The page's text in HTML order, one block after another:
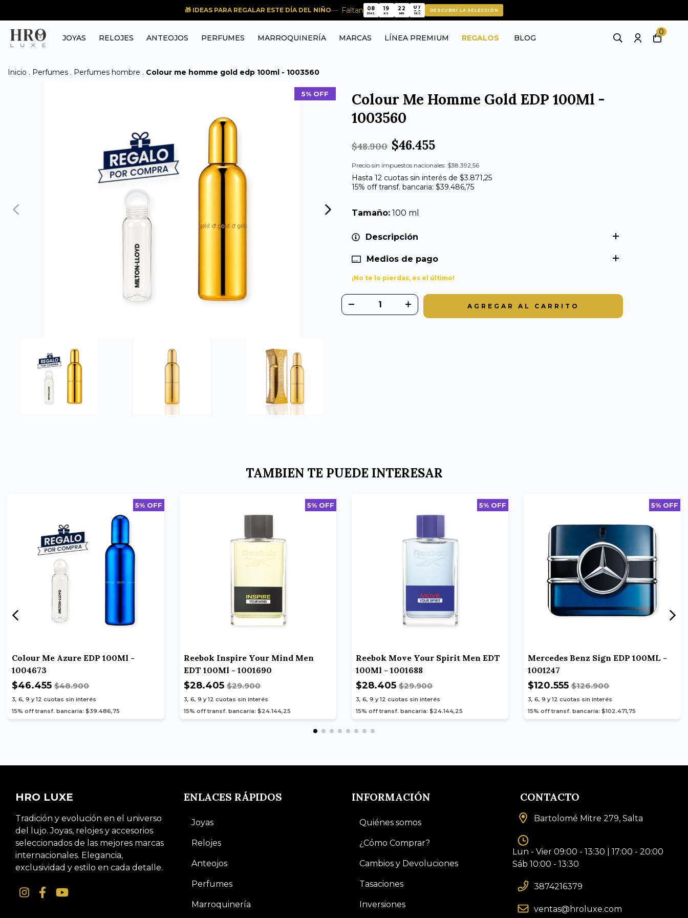
🎁 IDEAS PARA REGALAR ESTE DÍA DEL NIÑO Faltan
08
08
DÍAS
19
19
HS
22
22
MIN
06
06
SEG
DESCUBRÍ LA SELECCIÓN
JOYAS RELOJES ANTEOJOS PERFUMES MARROQUINERÍA MARCAS LÍNEA PREMIUM REGALOS BLOG
0
Inicio . Perfumes . Perfumes hombre . Colour me homme gold edp 100ml - 1003560
5% OFF
Colour Me Homme Gold EDP 100Ml -
1003560
$48.900 $46.455
Precio sin impuestos nacionales: $38.392,56
Hasta 12 cuotas sin interés de $3.871,25
15% off transf. bancaria: $39.486,75
Tamaño: 100 ml
Descripción
Medios de pago
¡No te lo pierdas, es el último!
TAMBIEN TE PUEDE INTERESAR
5% OFF
Colour Me Azure EDP 100Ml -
1004673
$46.455 $48.900
3, 6, 9 y 12 cuotas sin interés
15% off transf. bancaria: $39.486,75
5% OFF
Reebok Inspire Your Mind Men
EDT 100Ml - 1001690
$28.405 $29.900
3, 6, 9 y 12 cuotas sin interés
15% off transf. bancaria: $24.144,25
5% OFF
Reebok Move Your Spirit Men EDT
100Ml - 1001688
$28.405 $29.900
3, 6, 9 y 12 cuotas sin interés
15% off transf. bancaria: $24.144,25
5% OFF
Mercedes Benz Sign EDP 100ML -
1001247
$120.555 $126.900
3, 6, 9 y 12 cuotas sin interés
15% off transf. bancaria: $102.471,75
HRO LUXE
Tradición y evolución en el universo
del lujo. Joyas, relojes y accesorios
seleccionados de las mejores marcas
internacionales. Elegancia,
exclusividad y estilo en cada detalle.
ENLACES RÁPIDOS
Joyas
Relojes
Anteojos
Perfumes
Marroquinería
INFORMACIÓN
Quiénes somos
¿Cómo Comprar?
Cambios y Devoluciones
Tasaciones
Inversiones
CONTACTO
Bartolomé Mitre 279, Salta
Lun - Vier 09:00 - 13:30 | 17:00 - 20:00
Sáb 10:00 - 13:30
3874216379
ventas@hroluxe.com